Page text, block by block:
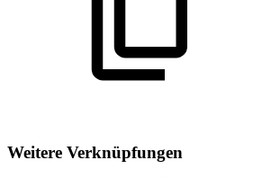
Weitere Verknüpfungen